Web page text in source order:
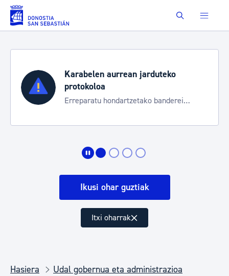
Eduki nagusira joan Buscar
Karabelen aurrean jarduteko
protokoloa
Erreparatu hondartzetako banderei
Ikusi ohar guztiak
Itxi oharrak
Hasiera
Udal gobernua eta administrazioa